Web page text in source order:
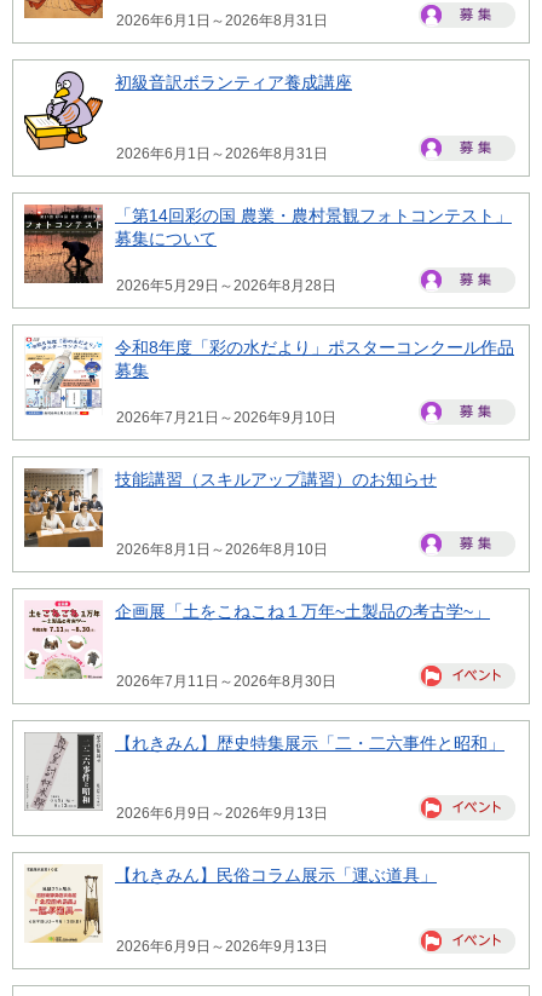
2026年6月1日～2026年8月31日
初級音訳ボランティア養成講座
2026年6月1日～2026年8月31日
「第14回彩の国 農業・農村景観フォトコンテスト」
募集について
2026年5月29日～2026年8月28日
令和8年度「彩の水だより」ポスターコンクール作品
募集
2026年7月21日～2026年9月10日
技能講習（スキルアップ講習）のお知らせ
2026年8月1日～2026年8月10日
企画展「土をこねこね１万年~土製品の考古学~」
2026年7月11日～2026年8月30日
【れきみん】歴史特集展示「二・二六事件と昭和」
2026年6月9日～2026年9月13日
【れきみん】民俗コラム展示「運ぶ道具」
2026年6月9日～2026年9月13日